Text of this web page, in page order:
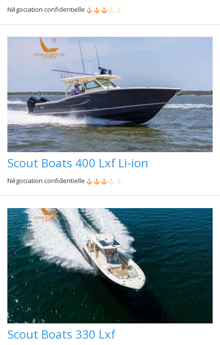
Négociation confidentielle
Scout Boats 400 Lxf Li-ion
Négociation confidentielle
Scout Boats 330 Lxf